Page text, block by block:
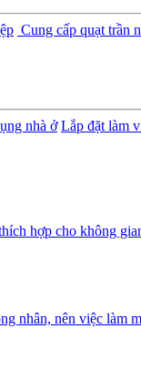
Cung cấp quạt trần
nhà ở Lắp đặt làm
hợp cho không
nhân, nên việc làm